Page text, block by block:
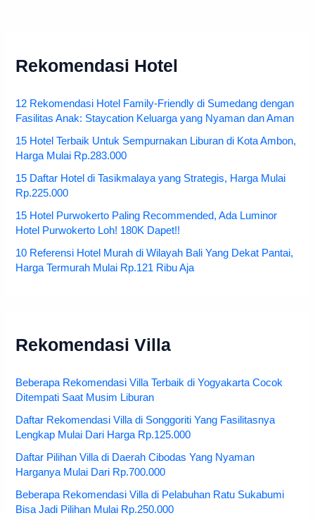
Rekomendasi Hotel
12 Rekomendasi Hotel Family-Friendly di Sumedang dengan
Fasilitas Anak: Staycation Keluarga yang Nyaman dan Aman
15 Hotel Terbaik Untuk Sempurnakan Liburan di Kota Ambon,
Harga Mulai Rp.283.000
15 Daftar Hotel di Tasikmalaya yang Strategis, Harga Mulai
Rp.225.000
15 Hotel Purwokerto Paling Recommended, Ada Luminor
Hotel Purwokerto Loh! 180K Dapet!!
10 Referensi Hotel Murah di Wilayah Bali Yang Dekat Pantai,
Harga Termurah Mulai Rp.121 Ribu Aja
Rekomendasi Villa
Beberapa Rekomendasi Villa Terbaik di Yogyakarta Cocok
Ditempati Saat Musim Liburan
Daftar Rekomendasi Villa di Songgoriti Yang Fasilitasnya
Lengkap Mulai Dari Harga Rp.125.000
Daftar Pilihan Villa di Daerah Cibodas Yang Nyaman
Harganya Mulai Dari Rp.700.000
Beberapa Rekomendasi Villa di Pelabuhan Ratu Sukabumi
Bisa Jadi Pilihan Mulai Rp.250.000